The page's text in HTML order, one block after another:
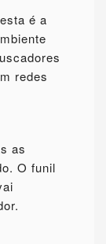
é a
redes
as
O funil